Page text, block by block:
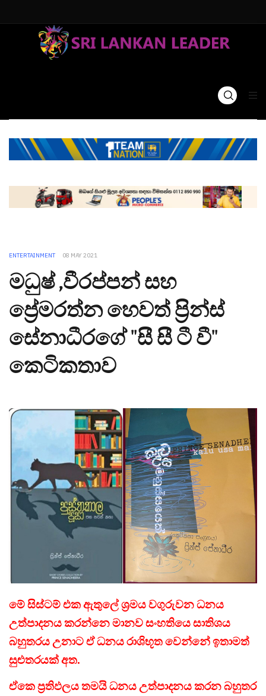
ENTERTAINMENT 08 MAY 2021
මධුෂ් ,වීරප්පන් සහ
ප්‍රේමරත්න හෙවත් ප්‍රින්ස්
සේනාධීරගේ "සී සී ටී වී"
කෙටිකතාව
මේ සිස්ටම් එක ඇතුලේ ශ්‍රමය වගුරුවන ධනය
උත්පාදනය කරන්නෙ මානව සංහතියෙ සාතිශය
බහුතරය උනාට ඒ ධනය රාශිභූත වෙන්නේ ඉතාමත්
සුළුතරයක් අත.
ඒකෙ ප්‍රතිඵලය තමයි ධනය උත්පාදනය කරන බහුතර